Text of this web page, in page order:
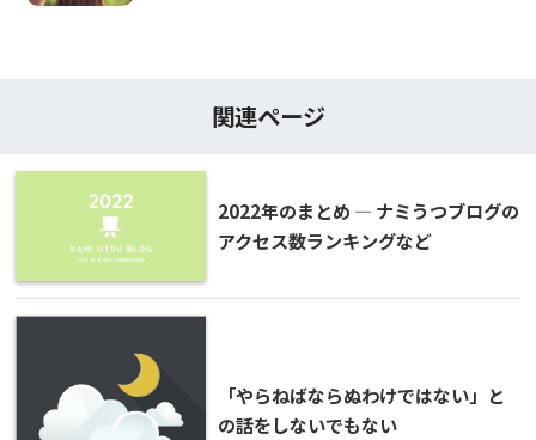
関連ページ
2022年のまとめ ― ナミうつブログの
アクセス数ランキングなど
「やらねばならぬわけではない」と
の話をしないでもない